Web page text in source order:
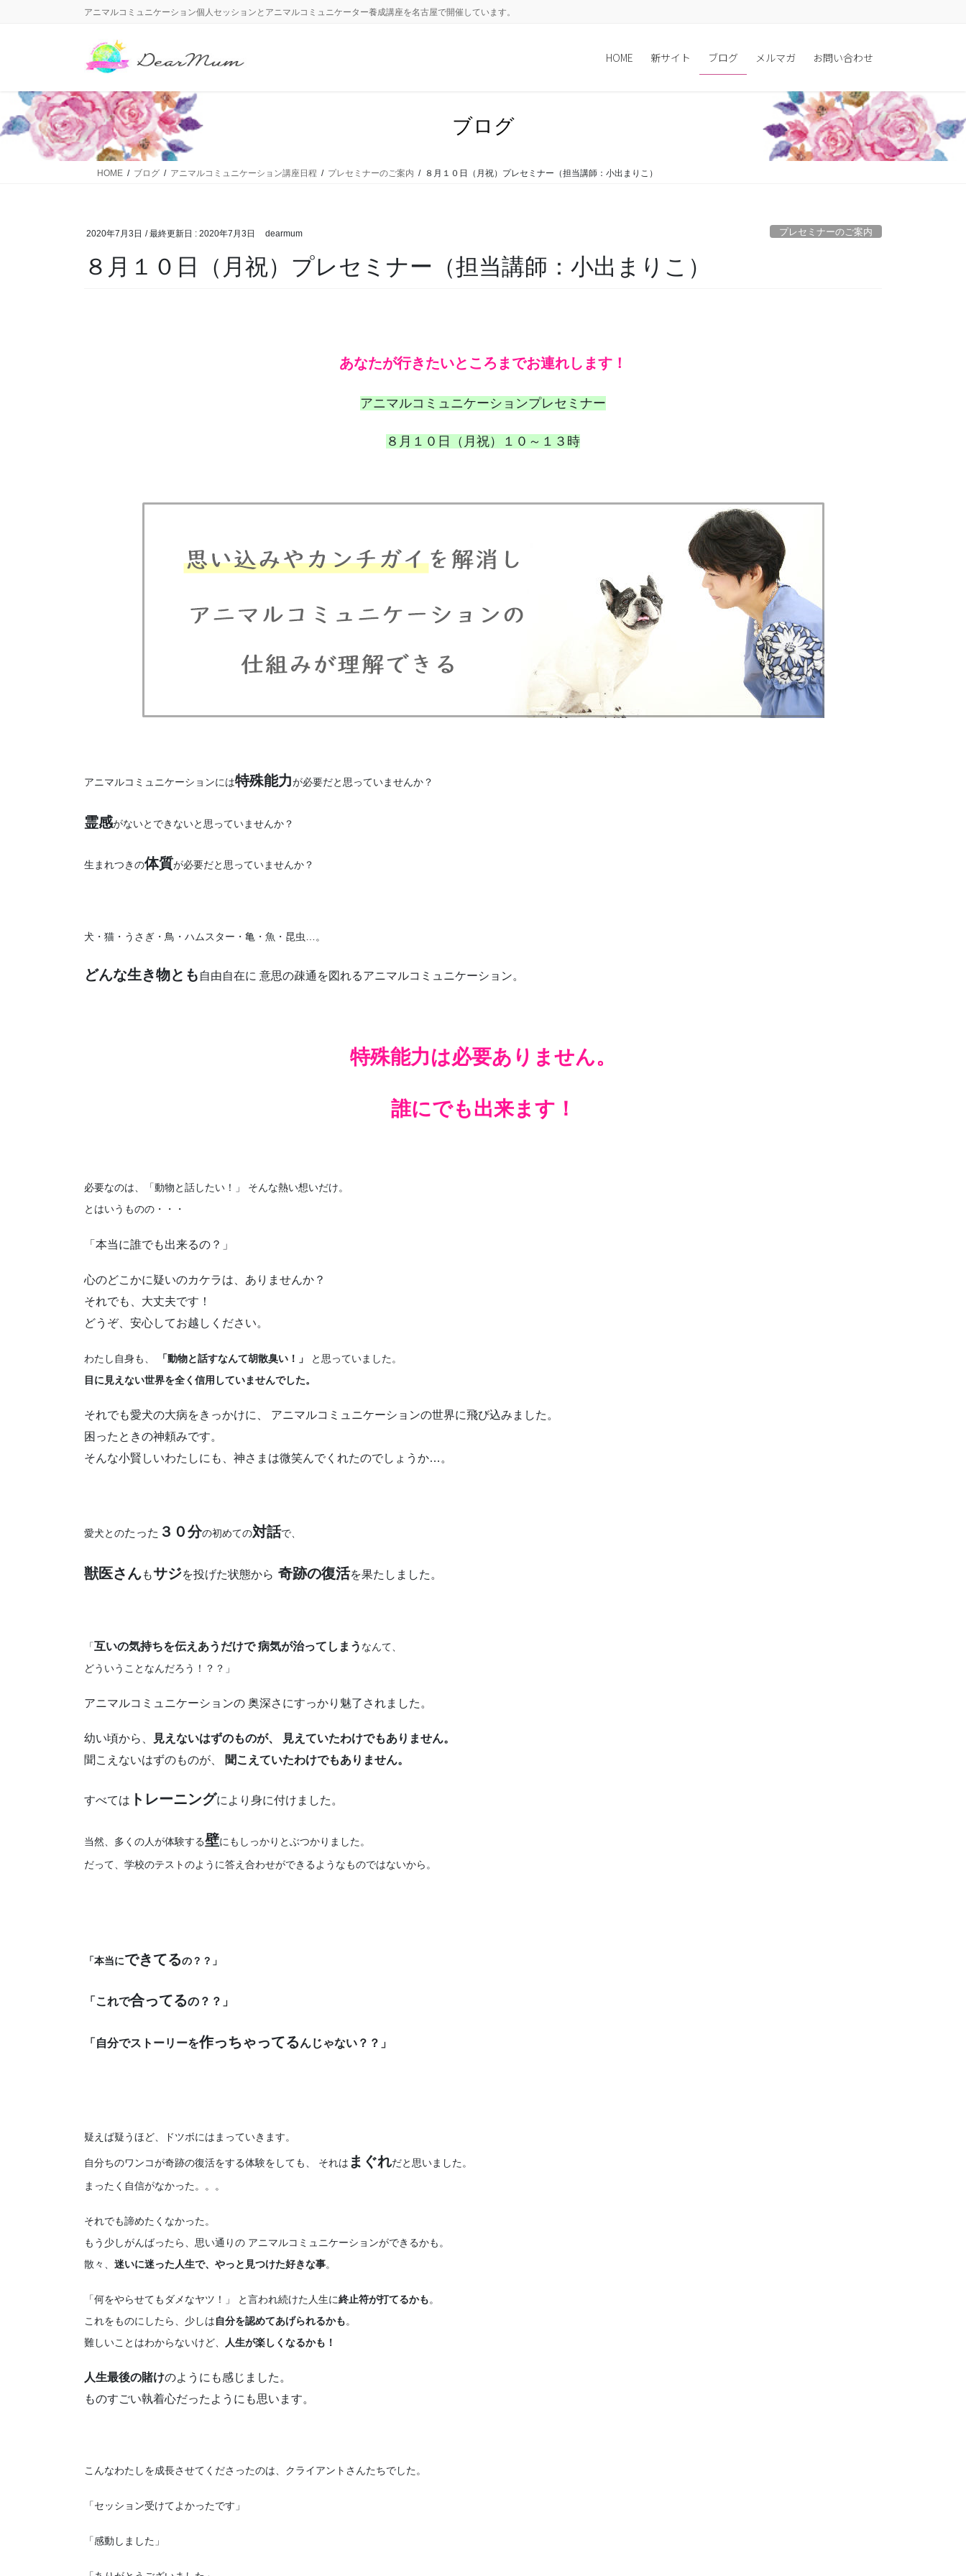
動
に
アニマルコミュニケーション個人セッションとアニマルコミュニケーター養成講座を名古屋で開催しています。
HOME 新サイト ブログ メルマガ お問い合わせ
ブログ
HOME ブログ アニマルコミュニケーション講座日程 プレセミナーのご案内 ８月１０日（月祝）プレセミナー（担当講師：小出まりこ）
2020年7月3日 / 最終更新日 : 2020年7月3日 dearmum プレセミナーのご案内
８月１０日（月祝）プレセミナー（担当講師：小出まりこ）
あなたが行きたいところまでお連れします！
アニマルコミュニケーションプレセミナー
８月１０日（月祝）１０～１３時
アニマルコミュニケーションには特殊能力が必要だと思っていませんか？
霊感がないとできないと思っていませんか？
生まれつきの体質が必要だと思っていませんか？
犬・猫・うさぎ・鳥・ハムスター・亀・魚・昆虫…。
どんな生き物とも 自由自在に 意思の疎通を図れるアニマルコミュニケーション。
特殊能力は必要ありません。
誰にでも出来ます！
必要なのは、「動物と話したい！」 そんな熱い想いだけ。
とはいうものの・・・
「本当に誰でも出来るの？」
心のどこかに疑いのカケラは、ありませんか？
それでも、大丈夫です！
どうぞ、安心してお越しください。
わたし自身も、 「動物と話すなんて胡散臭い！」
と思っていました。
目に見えない世界を全く信用していませんでした。
それでも愛犬の大病をきっかけに、 アニマルコミュニケーションの世界に飛び込みました。
困ったときの神頼みです。
そんな小賢しいわたしにも、神さまは微笑んでくれたのでしょうか…。
愛犬とのたった ３０分の初めての対話で、
獣医さんもサジを投げた状態から 奇跡の復活を果たしました。
「互いの気持ちを伝えあうだけで 病気が治ってしまう なんて、
どういうことなんだろう！？？」
アニマルコミュニケーションの 奥深さにすっかり魅了されました。
幼い頃から、
見えないはずのものが、 見えていたわけでもありません。
聞こえないはずのものが、
聞こえていたわけでもありません。
すべては トレーニングにより身に付けました。
当然、多くの人が体験する壁にもしっかりとぶつかりました。
だって、学校のテストのように答え合わせができるようなものではないから。
「本当にできてるの？？」
「これで合ってるの？？」
「自分でストーリーを作っちゃってるんじゃない？？」
疑えば疑うほど、ドツボにはまっていきます。
自分ちのワンコが奇跡の復活をする体験をしても、 それは まぐれだと思いました。
まったく自信がなかった。。。
それでも諦めたくなかった。
もう少しがんばったら、思い通りの アニマルコミュニケーションができるかも。
散々、 迷いに迷った人生で、やっと見つけた好きな事。
「何をやらせてもダメなヤツ！」 と言われ続けた人生に終止符が打てるかも。
これをものにしたら、少しは自分を認めてあげられるかも。
難しいことはわからないけど、
人生が楽しくなるかも！
人生最後の賭けのようにも感じました。
ものすごい執着心だったようにも思います。
こんなわたしを成長させてくださったのは、クライアントさんたちでした。
「セッション受けてよかったです」
「感動しました」